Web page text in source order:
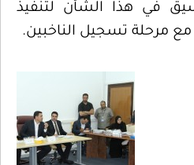
في هذا الشأن لتنفيذ
مع مرحلة تسجيل الناخبين.